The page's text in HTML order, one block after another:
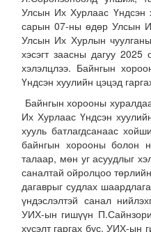
Улсын Их Хурлаас Үндсэн
сарын 07-ны өдөр Улсын
Улсын Их Хурлын
хэсэгт заасны дагуу
хэлэлцлээ. Байнгын
Үндсэн хуулийн цэцэд
Байнгын хорооны
Их Хурлаас Үндсэн
хууль батлагдсанаас
байнгын хорооны болон
талаар, мөн уг асуудлыг
саналтай ойролцоо
дагаврыг судлах
үндэслэлтэй санал
УИХ-ын гишүүн
хүсэлт гаргах бус, УИХ-ын